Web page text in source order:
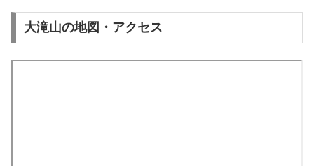
大滝山の地図・アクセス